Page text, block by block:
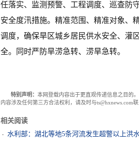
任落实、监测预警、工程调度、巡查防
安全度汛措施。精准范围、精准对象、
调度，确保旱区城乡居民供水安全、灌
全。同时严防旱涝急转、涝旱急转。
特别声明： 本网登载内容出于更直观传递信息之目的
内容涉及任何第三方合法权利，请及时与ts@hxnews.com
相关阅读
水利部：湖北等地5条河流发生超警以上洪